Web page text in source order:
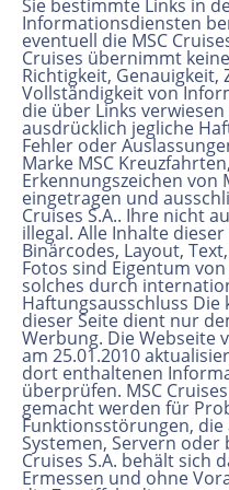
Sie bestimmte Links in
Informationsdiensten
eventuell die MSC
Cruises übernimmt
Richtigkeit, Genauigkeit,
Vollständigkeit von
die über Links
ausdrücklich jegliche
Fehler oder
Marke MSC
Erkennungszeichen von
eingetragen und
Cruises S.A.. Ihre nicht
illegal. Alle Inhalte
Binärcodes, Layout,
Fotos sind Eigentum von
solches durch
Haftungsausschluss
dieser Seite dient nur
Werbung. Die Webseite
am 25.01.2010
dort enthaltenen
überprüfen. MSC
gemacht werden für
Funktionsstörungen,
Systemen, Servern
Cruises S.A. behält sich
Ermessen und ohne